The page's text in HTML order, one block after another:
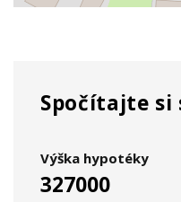
Spočítajte si
Výška hypotéky